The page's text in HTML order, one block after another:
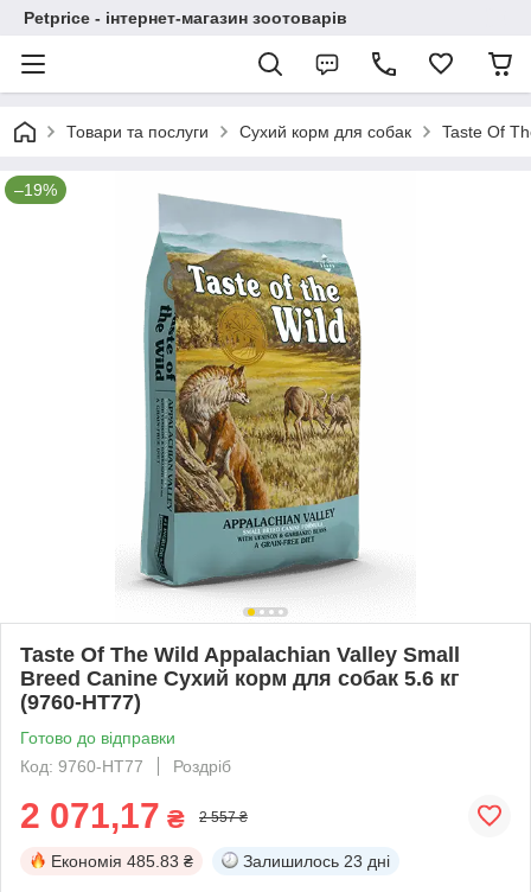
Petprice - інтернет-магазин зоотоварів
Товари та послуги Сухий корм для собак Taste Of
–19%
Taste Of The Wild Appalachian Valley Small
Breed Canine Сухий корм для собак 5.6 кг
(9760-HT77)
Готово до відправки
Код: 9760-HT77
Роздріб
2 071,17 ₴ 2 557 ₴
Економія 485.83 ₴ Залишилось 23 дні